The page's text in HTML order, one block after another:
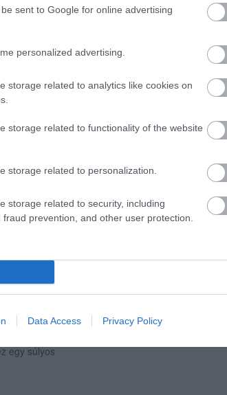
sent to Google for online advertising
personalized advertising.
storage related to analytics like cookies on
storage related to functionality of the website
storage related to personalization.
storage related to security, including
prevention, and other user protection.
Data Access Privacy Policy
egy súlyos